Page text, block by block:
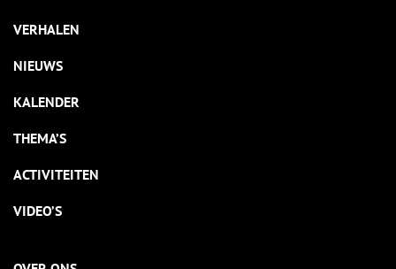
VERHALEN
NIEUWS
KALENDER
THEMA’S
ACTIVITEITEN
VIDEO’S